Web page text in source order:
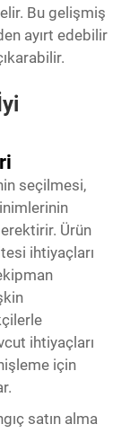
Bu gelişmiş
ayırt edebilir
seçilmesi,
Ürün
ihtiyaçları
ihtiyaçları
için
satın alma